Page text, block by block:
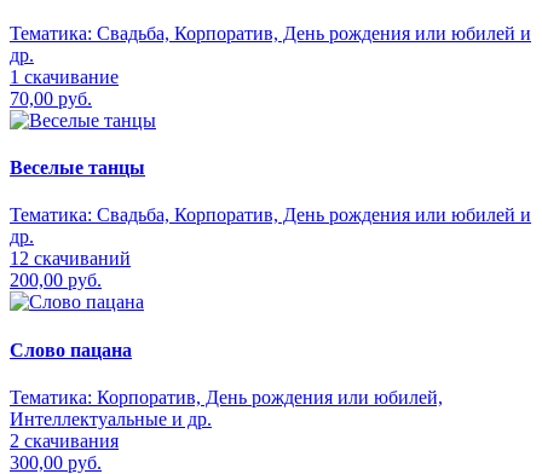
Тематика: Свадьба, Корпоратив, День рождения или юбилей и
др.
1 скачивание
70,00 руб.
Веселые танцы
Тематика: Свадьба, Корпоратив, День рождения или юбилей и
др.
12 скачиваний
200,00 руб.
Слово пацана
Тематика: Корпоратив, День рождения или юбилей,
Интеллектуальные и др.
2 скачивания
300,00 руб.